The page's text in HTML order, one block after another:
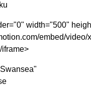
width="500"
embed/video/